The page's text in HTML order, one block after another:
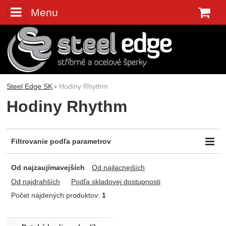
Menu
Steel Edge SK Hodiny Rhythm
Hodiny Rhythm
Filtrovanie podľa parametrov
Farba
Modrá
Určené pre
děti
Typ
Od najzaujímavejších
Od najlacnejších
Od najdrahších
Podľa skladovej dostupnosti
Počet nájdených produktov: 1
Produkty